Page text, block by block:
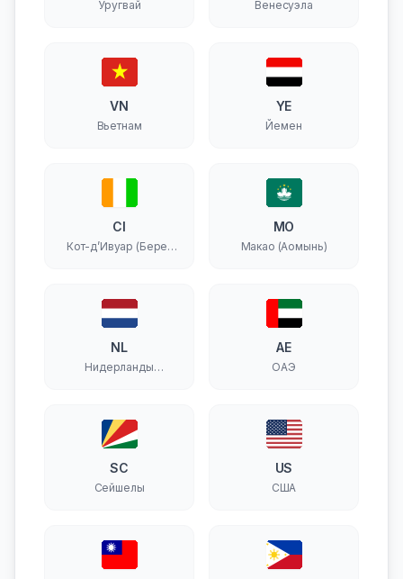
Уругвай Венесуэла
VN
Вьетнам
YE
Йемен
CI
Кот-д’Ивуар (Берег
MO
Макао (Аомынь)
NL
Нидерланды
AE
ОАЭ
SC
Сейшелы
US
США